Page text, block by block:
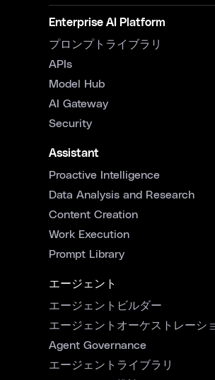
Enterprise AI Platform
プロンプトライブラリ
APIs
Model Hub
AI Gateway
Security
Assistant
Proactive Intelligence
Data Analysis and Research
Content Creation
Work Execution
Prompt Library
エージェント
エージェントビルダー
エージェントオーケストレーシ
Agent Governance
エージェントライブラリ